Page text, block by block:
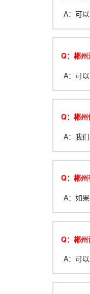
A：可以
Q：郴
A：可
Q：郴州
A：我
Q：郴州
A：如
Q：郴州
A：可以